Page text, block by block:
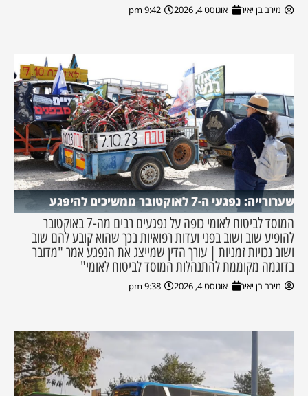
מירב בן יאיר אוגוסט 4, 2026 9:42 pm
שערורייה: נפגעי ה-7 לאוקטובר ממשיכים להיפגע
המוסד לביטוח לאומי כופה על נפגעים רבים מה-7 באוקטובר
להופיע שוב ושוב בפני ועדות רפואיות בכך שהוא קובע להם שוב
ושוב נכויות זמניות | עורך הדין שמייצג את הנפגע אמר "מדובר
בדוגמה מקוממת להתנהלות המוסד לביטוח לאומי"
מירב בן יאיר אוגוסט 4, 2026 9:38 pm